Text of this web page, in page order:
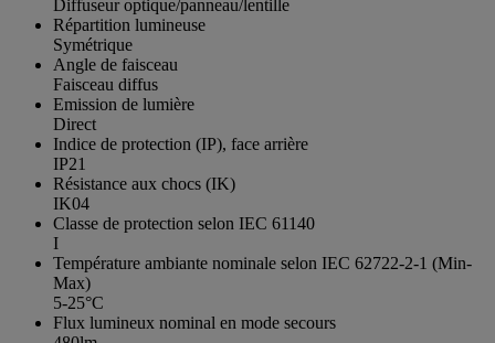
Diffuseur optique/panneau/lentille
Répartition lumineuse
Symétrique
Angle de faisceau
Faisceau diffus
Emission de lumière
Direct
Indice de protection (IP), face arrière
IP21
Résistance aux chocs (IK)
IK04
Classe de protection selon IEC 61140
I
Température ambiante nominale selon IEC 62722-2-1 (Min-
Max)
5-25°C
Flux lumineux nominal en mode secours